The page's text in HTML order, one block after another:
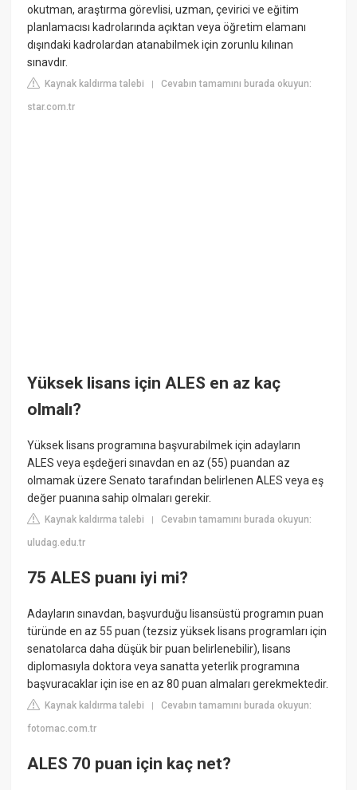
okutman, araştırma görevlisi, uzman, çevirici ve eğitim
planlamacısı kadrolarında açıktan veya öğretim elamanı
dışındaki kadrolardan atanabilmek için zorunlu kılınan
sınavdır.
Kaynak kaldırma talebi |Cevabın tamamını burada okuyun:
star.com.tr
Yüksek lisans için ALES en az kaç
olmalı?
Yüksek lisans programına başvurabilmek için adayların
ALES veya eşdeğeri sınavdan en az (55) puandan az
olmamak üzere Senato tarafından belirlenen ALES veya eş
değer puanına sahip olmaları gerekir.
Kaynak kaldırma talebi |Cevabın tamamını burada okuyun:
uludag.edu.tr
75 ALES puanı iyi mi?
Adayların sınavdan, başvurduğu lisansüstü programın puan
türünde en az 55 puan (tezsiz yüksek lisans programları için
senatolarca daha düşük bir puan belirlenebilir), lisans
diplomasıyla doktora veya sanatta yeterlik programına
başvuracaklar için ise en az 80 puan almaları gerekmektedir.
Kaynak kaldırma talebi |Cevabın tamamını burada okuyun:
fotomac.com.tr
ALES 70 puan için kaç net?